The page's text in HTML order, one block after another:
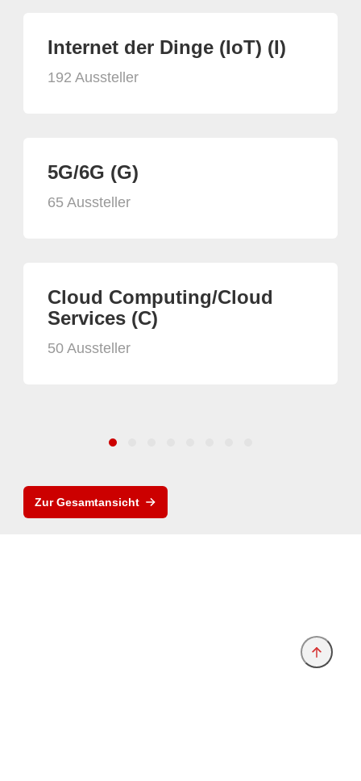
Internet der Dinge (IoT) (I)
192 Aussteller
5G/6G (G)
65 Aussteller
Cloud Computing/Cloud
Services (C)
50 Aussteller
Zur Gesamtansicht